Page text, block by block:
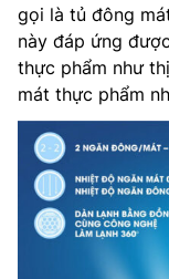
Số ngăn: 2 Ngăn
Nhiệt độ (°C): -
Gas sử dụng:
Làm lạnh nhanh: có
Khóa an toàn: Có
Hãng sản xuất:
gọi là tủ đông
này đáp ứng
thực phẩm như
mát thực phẩm